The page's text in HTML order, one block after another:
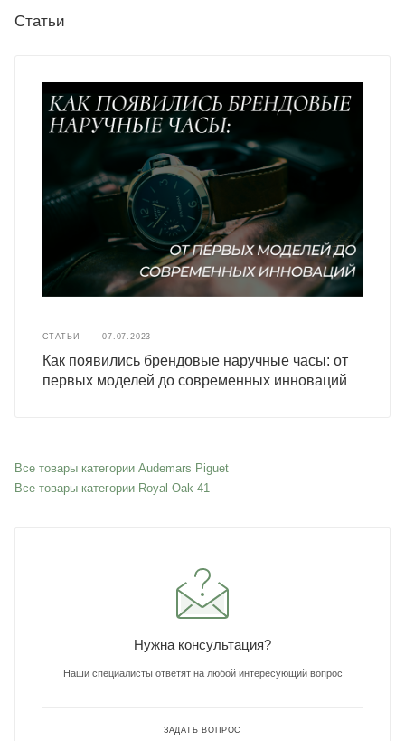
Статьи
СТАТЬИ — 07.07.2023
Как появились брендовые наручные часы: от
первых моделей до современных инноваций
Все товары категории Audemars Piguet
Все товары категории Royal Oak 41
Нужна консультация?
Наши специалисты ответят на любой интересующий вопрос
ЗАДАТЬ ВОПРОС